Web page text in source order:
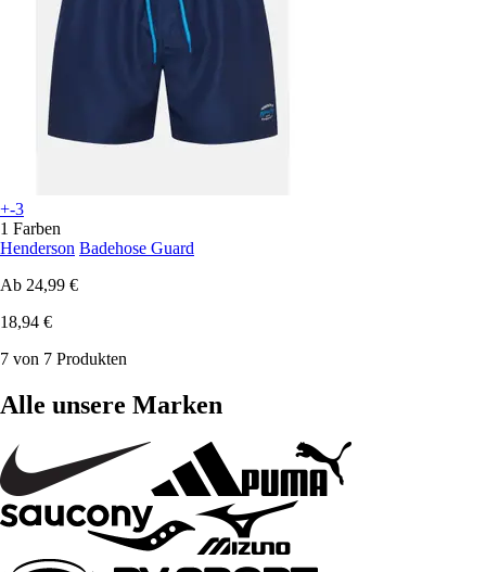
+-3
1 Farben
Henderson Badehose Guard
Ab 24,99 €
18,94 €
7 von 7 Produkten
Alle unsere Marken